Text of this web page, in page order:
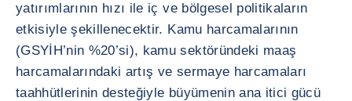
yatırımlarının hızı ile iç ve bölgesel politikaların
etkisiyle şekillenecektir. Kamu harcamalarının
(GSYİH’nin %20’si), kamu sektöründeki maaş
harcamalarındaki artış ve sermaye harcamaları
taahhütlerinin desteğiyle büyümenin ana itici gücü